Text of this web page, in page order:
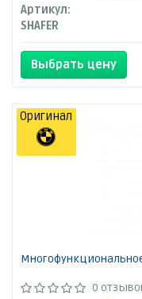
Артикул:
SHAFER
Выбрать цену
0
Оригинал